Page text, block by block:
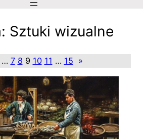
Sztuki wizualne
… 7 8 9 10 11 … 15 »